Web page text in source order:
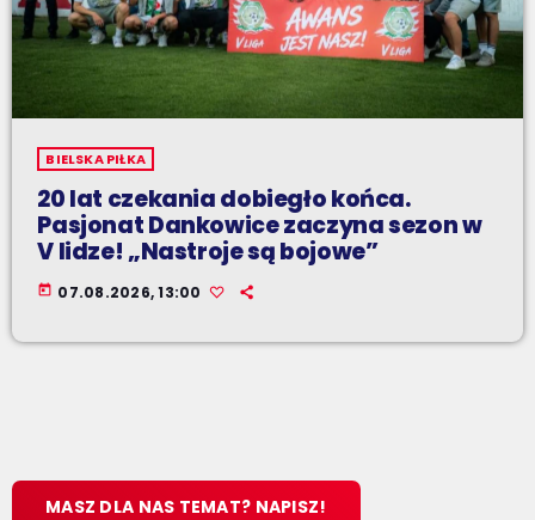
BIELSKA PIŁKA
20 lat czekania dobiegło końca.
Pasjonat Dankowice zaczyna sezon w
V lidze! „Nastroje są bojowe”
today 07.08.2026, 13:00
MASZ DLA NAS TEMAT? NAPISZ!